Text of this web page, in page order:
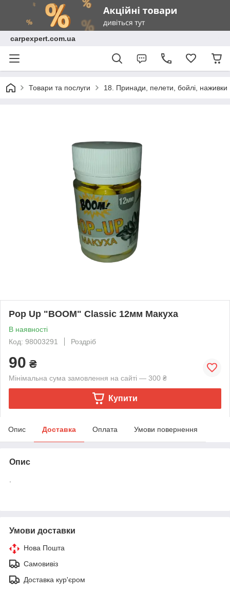
carpexpert.com.ua
Товари та послуги 18. Принади, пелети, бойлі, наживки
Pop Up "BOOM" Classic 12мм Макуха
В наявності
Код: 98003291
Роздріб
90 ₴
Мінімальна сума замовлення на сайті — 300 ₴
Купити
Опис Доставка Оплата Умови повернення
Опис
Умови доставки
Нова Пошта
Самовивіз
Доставка кур'єром